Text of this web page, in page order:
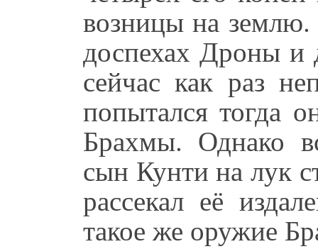
возницы на
доспехах Дроны и
сейчас как раз
попытался тогда
Брахмы. Однако
сын Кунти на лук
рассекал её
такое же оружие